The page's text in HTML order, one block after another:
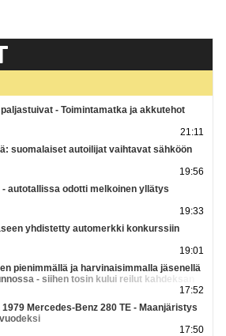
- Toimintamatka ja akkutehot
21:11
suomalaiset autoilijat vaihtavat sähköön
19:56
autotallissa odotti melkoinen yllätys
19:33
yhdistetty automerkki konkurssiin
19:01
pienimmällä ja harvinaisimmalla jäsenellä
- siihen tosin kului reilut kahdeksan
17:52
Mercedes-Benz 280 TE - Maanjäristys
17:50